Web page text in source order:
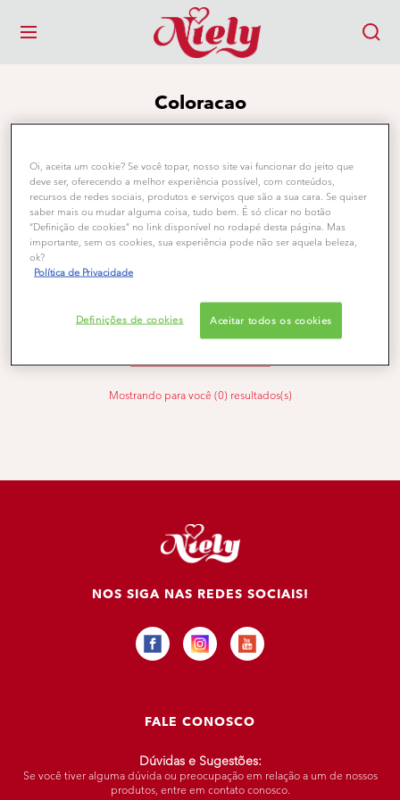
MENU
Coloracao
desenvolvida para proporcionar cores vibrantes e
duradouras. Com fórmulas livres de amônia e
enriquecidas com proteínas e vitaminas, nossas
colorações cuidam da saúde dos fios enquanto
oferecem cobertura uniforme dos fios brancos.
Disponível em diversas tonalidades, garantem um
resultado natural e luminoso. Experimente Niely Gold
e tenha cabelos radiantes e cheios de vida.
Filtros
Mostrando para você (0) resultados(s)
FALE CONOSCO
Dúvidas e Sugestões:
Se você tiver alguma dúvida ou preocupação em relação a um de nossos
produtos, entre em contato conosco.
NOS SIGA NAS REDES SOCIAIS!
Oi, aceita um cookie? Se você topar, nosso site vai funcionar do jeito que
deve ser, oferecendo a melhor experiência possível, com conteúdos,
recursos de redes sociais, produtos e serviços que são a sua cara. Se quiser
saber mais ou mudar alguma coisa, tudo bem. É só clicar no botão
“Definição de cookies” no link disponível no rodapé desta página. Mas
importante, sem os cookies, sua experiência pode não ser aquela beleza,
ok?
Política de Privacidade
Definições de cookies Aceitar todos os cookies